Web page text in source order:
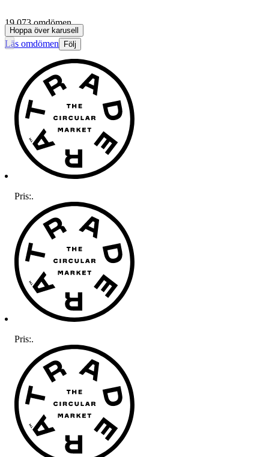
19 073 omdömen
Läs omdömen Följ
Hoppa över karusell
Pris:.
Pris:.